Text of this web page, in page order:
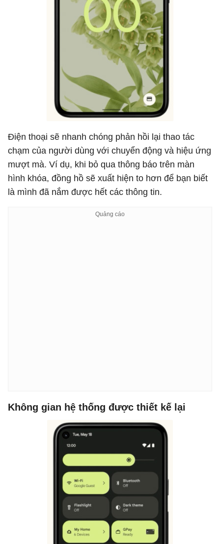
Điện thoại sẽ nhanh chóng phản hồi lại thao tác
chạm của người dùng với chuyển động và hiệu ứng
mượt mà. Ví dụ, khi bỏ qua thông báo trên màn
hình khóa, đồng hồ sẽ xuất hiện to hơn để bạn biết
là mình đã nắm được hết các thông tin.
Không gian hệ thống được thiết kế lại